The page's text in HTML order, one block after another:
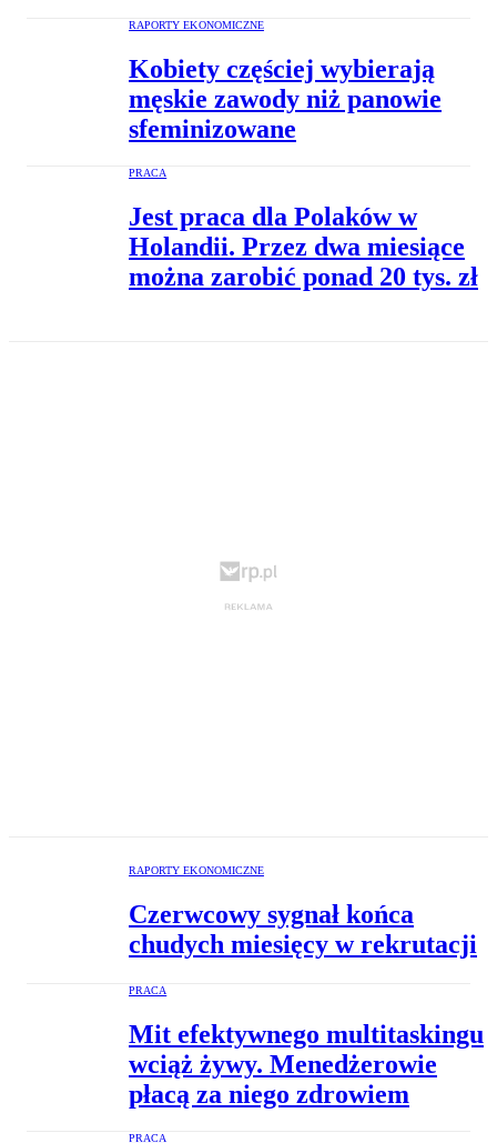
RAPORTY EKONOMICZNE
Kobiety częściej wybierają
męskie zawody niż panowie
sfeminizowane
PRACA
Jest praca dla Polaków w
Holandii. Przez dwa miesiące
można zarobić ponad 20 tys. zł
RAPORTY EKONOMICZNE
Czerwcowy sygnał końca
chudych miesięcy w rekrutacji
PRACA
Mit efektywnego multitaskingu
wciąż żywy. Menedżerowie
płacą za niego zdrowiem
PRACA